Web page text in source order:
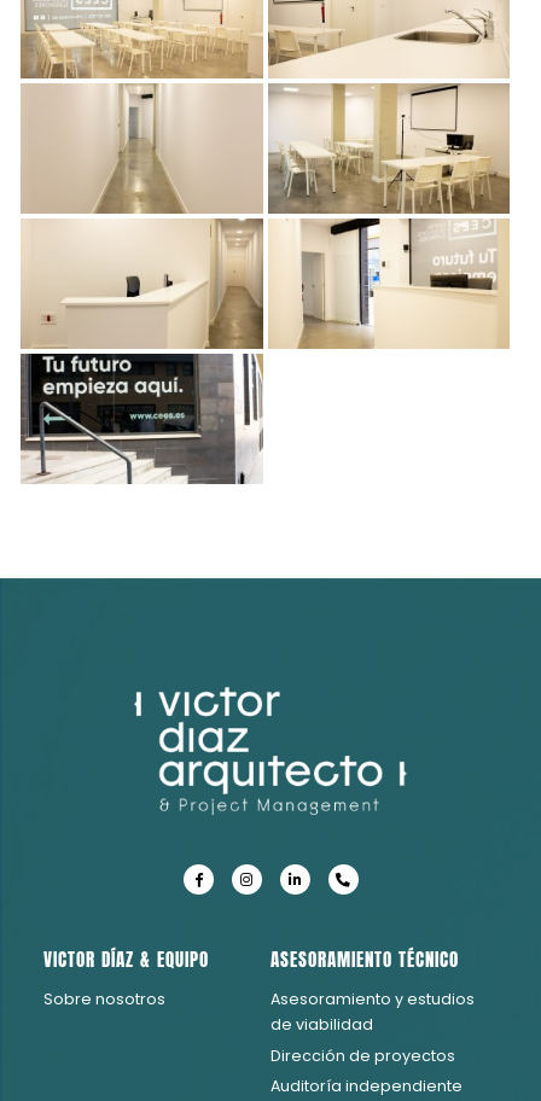
Otros servicios
VICTOR DÍAZ & EQUIPO
Sobre nosotros
ASESORAMIENTO TÉCNICO
Asesoramiento y estudios
de viabilidad
Dirección de proyectos
Auditoría independiente